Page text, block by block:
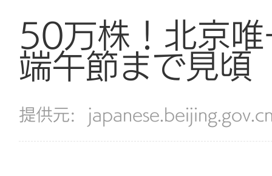
50万株！北京
端午節まで見頃
提供元: